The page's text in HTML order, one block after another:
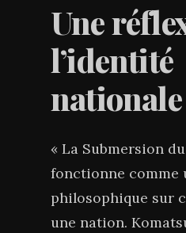
Une
l’identité
nationale
« La Submersion
fonctionne comme
philosophique sur
une nation.